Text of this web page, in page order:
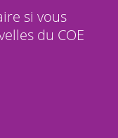
si vous
du COE